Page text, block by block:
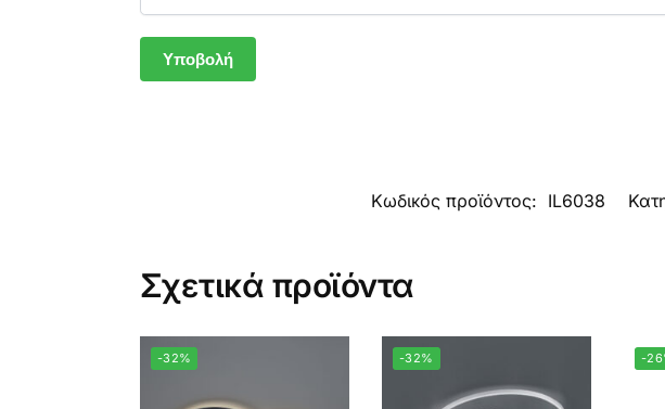
Κωδικός προϊόντος: IL6038
Σχετικά προϊόντα
-32% -32% -